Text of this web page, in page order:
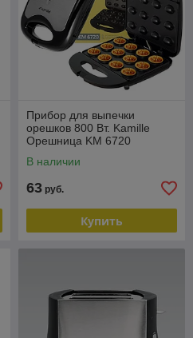
Прибор для выпечки
орешков 800 Вт. Kamille
Орешница KM 6720
В наличии
63 руб.
Купить